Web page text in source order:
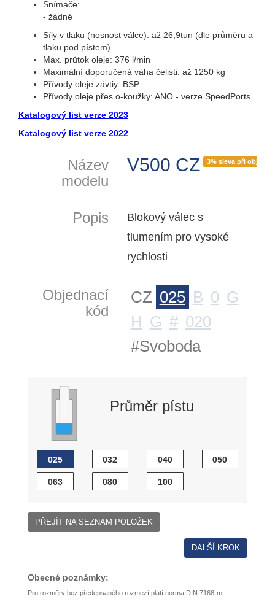
Snímače:
- žádné
Síly v tlaku (nosnost válce): až 26,9tun (dle průměru a
tlaku pod pístem)
Max. průtok oleje: 376 l/min
Maximální doporučená váha čelisti: až 1250 kg
Přívody oleje závtiy: BSP
Přívody oleje přes o-koužky: ANO - verze SpeedPorts
Katalogový list verze 2023
Katalogový list verze 2022